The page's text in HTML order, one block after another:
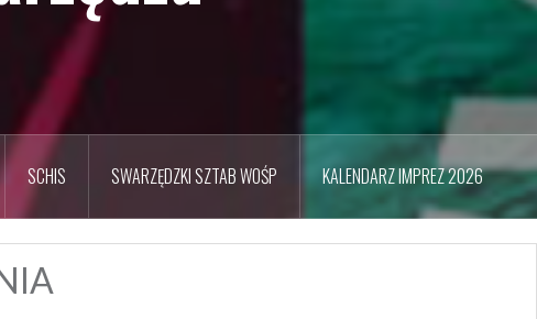
SCHIS SWARZĘDZKI SZTAB WOŚP KALENDARZ IMPREZ 2026